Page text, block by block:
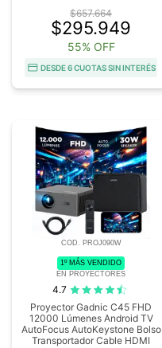
$657.664
$295.949
55% OFF
DESDE 6 CUOTAS SIN INTERÉS
COD. PROJ090W
1º MÁS VENDIDO
EN PROYECTORES
4.7
Proyector Gadnic C45 FHD
12000 Lúmenes Android TV
AutoFocus AutoKeystone Bolso
Transportador Cable HDMI